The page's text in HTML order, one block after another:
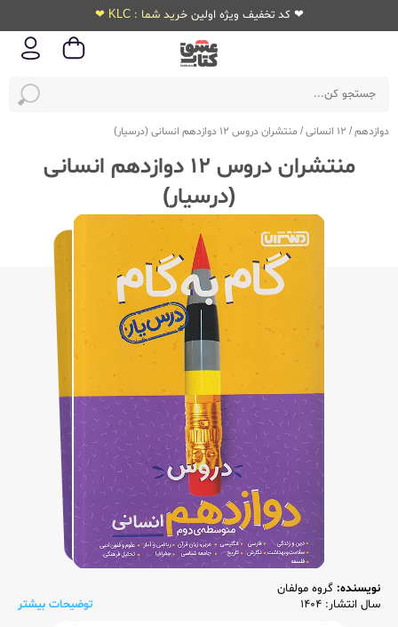
❤ کد تخفیف ویژه اولین خرید شما : KLC ❤
دوازدهم/ 12 انسانی / منتشران دروس 12 دوازدهم انسانی (درسیار)
منتشران دروس 12 دوازدهم انسانی
(درسیار)
نویسنده: گروه مولفان
سال انتشار: 1404
توضیحات بیشتر